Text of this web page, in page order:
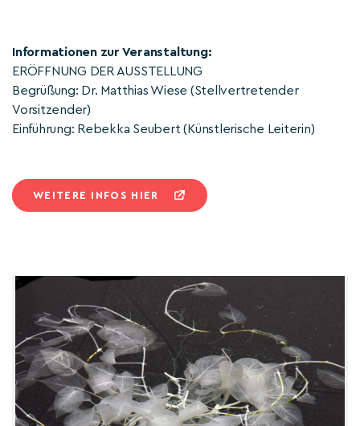
Informationen zur Veranstaltung:
ERÖFFNUNG DER AUSSTELLUNG
Begrüßung: Dr. Matthias Wiese (Stellvertretender
Vorsitzender)
Einführung: Rebekka Seubert (Künstlerische Leiterin)
WEITERE INFOS HIER